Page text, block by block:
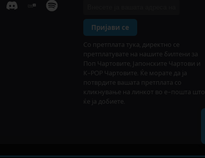
Пријави се
Со претплата тука, директно се
претплатувате на нашите билтени за
Поп Чартовите, Јапонските Чартови и
К-POP Чартовите. Ќе морате да ја
потврдите вашата претплата со
кликнување на линкот во е-пошта што
ќе ја добиете.